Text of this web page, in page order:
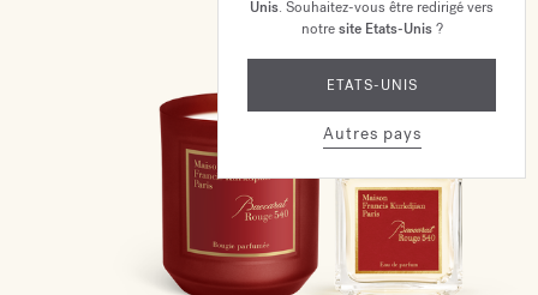
Unis. Souhaitez-vous être redirigé vers
notresite Etats-Unis?
ETATS-UNIS
Autres pays